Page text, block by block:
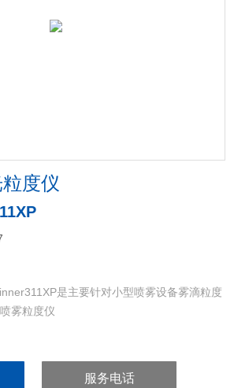
度仪
是主要针对小型喷雾设备雾滴粒度
雾粒度仪
服务电话